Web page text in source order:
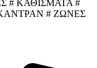
# ΚΑΘΙΣΜΑΤΑ #
# ΖΩΝΕΣ